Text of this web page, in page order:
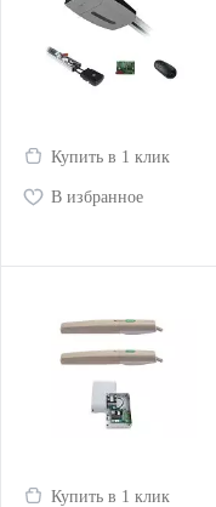
Купить в 1 клик
В избранное
Купить в 1 клик